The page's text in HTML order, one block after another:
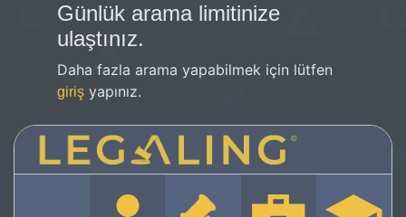
Günlük arama limitinize
ulaştınız.
Daha fazla arama yapabilmek için lütfen
giriş yapınız.